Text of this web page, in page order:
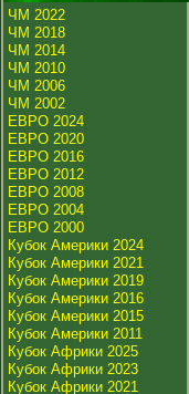
ЧМ 2022
ЧМ 2018
ЧМ 2014
ЧМ 2010
ЧМ 2006
ЧМ 2002
ЕВРО 2024
ЕВРО 2020
ЕВРО 2016
ЕВРО 2012
ЕВРО 2008
ЕВРО 2004
ЕВРО 2000
Кубок Америки 2024
Кубок Америки 2021
Кубок Америки 2019
Кубок Америки 2016
Кубок Америки 2015
Кубок Америки 2011
Кубок Африки 2025
Кубок Африки 2023
Кубок Африки 2021